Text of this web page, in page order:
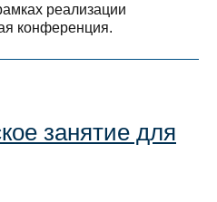
реализации
конференция.
занятие для